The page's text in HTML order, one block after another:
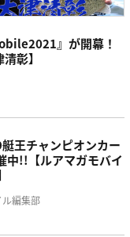
』が開幕！
彰】
王チャンピオンカー
中!!【ルアマガモバイ
編集部